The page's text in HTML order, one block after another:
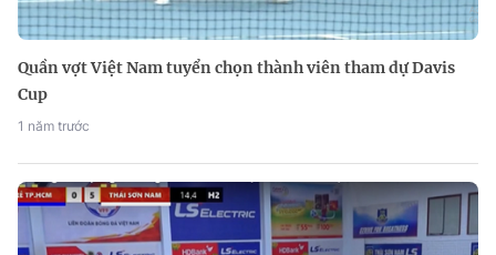
Quần vợt Việt Nam tuyển chọn thành viên tham dự Davis
Cup
1 năm trước